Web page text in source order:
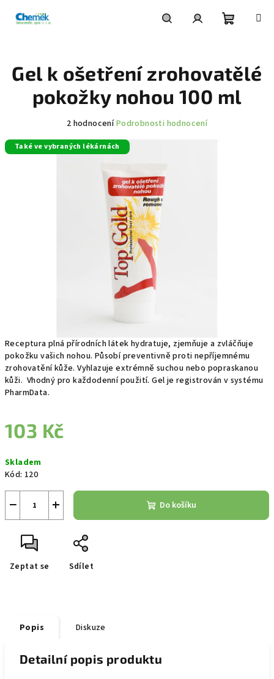
košík
Receptura plná přírodních látek hydratuje, zjemňuje a zvláčňuje
pokožku vašich nohou. Působí preventivně proti nepříjemnému
zrohovatění kůže. Vyhlazuje extrémně suchou nebo popraskanou
kůži. Vhodný pro každodenní použití. Gel je registrován v systému
PharmData.
103 Kč
cena:
Skladem
Kód: 120
+
− Do košíku
Zeptat se Sdílet
Gel k ošetření zrohovatělé
pokožky nohou 100 ml
Průměrné
produktu
2 hodnoceníPodrobnosti hodnocení
Také ve vybraných lékárnách
Popis Diskuze
Detailní popis produktu